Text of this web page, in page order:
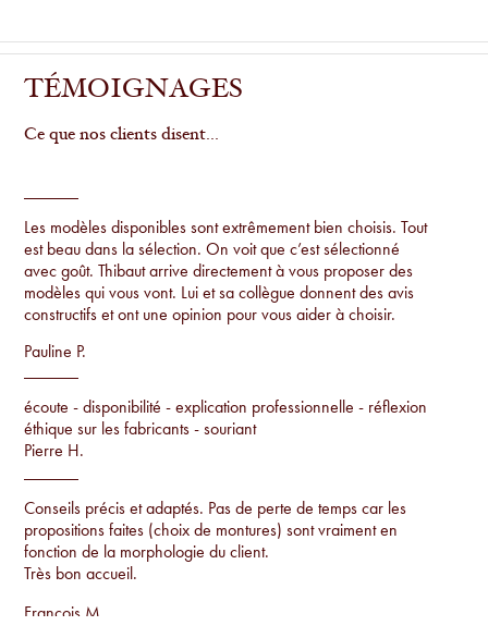
TÉMOIGNAGES
Ce que nos clients disent...
Les modèles disponibles sont extrêmement bien choisis. Tout
est beau dans la sélection. On voit que c’est sélectionné
avec goût. Thibaut arrive directement à vous proposer des
modèles qui vous vont. Lui et sa collègue donnent des avis
constructifs et ont une opinion pour vous aider à choisir.
Pauline P.
écoute - disponibilité - explication professionnelle - réflexion
éthique sur les fabricants - souriant
Pierre H.
Conseils précis et adaptés. Pas de perte de temps car les
propositions faites (choix de montures) sont vraiment en
fonction de la morphologie du client.
Très bon accueil.
Francois M.